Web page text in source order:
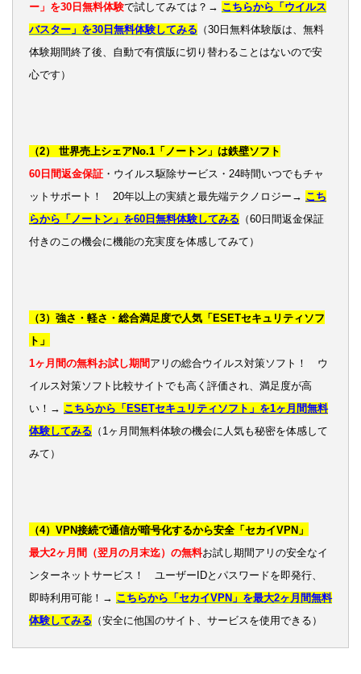
ー」を30日無料体験で試してみては？→ こちらから「ウイルス
バスター」を30日無料体験してみる （30日無料体験版は、無料
体験期間終了後、自動で有償版に切り替わることはないので安
心です）
（2） 世界売上シェアNo.1「ノートン」は鉄壁ソフト
60日間返金保証 ・ウイルス駆除サービス・24時間いつでもチャ
ットサポート！ 20年以上の実績と最先端テクノロジー→ こち
らから「ノートン」を60日無料体験してみる （60日間返金保証
付きのこの機会に機能の充実度を体感してみて）
（3）強さ・軽さ・総合満足度で人気「ESETセキュリティソフ
ト」
1ヶ月間の無料お試し期間 アリの総合ウイルス対策ソフト！ ウ
イルス対策ソフト比較サイトでも高く評価され、満足度が高
い！→ こちらから「ESETセキュリティソフト」を1ヶ月間無料
体験してみる （1ヶ月間無料体験の機会に人気も秘密を体感して
みて）
（4）VPN接続で通信が暗号化するから安全「セカイVPN」
最大2ヶ月間（翌月の月末迄）の無料お試し期間アリの安全なイ
ンターネットサービス！ ユーザーIDとパスワードを即発行、
即時利用可能！→ こちらから「セカイVPN」を最大2ヶ月間無料
体験してみる （安全に他国のサイト、サービスを使用できる）